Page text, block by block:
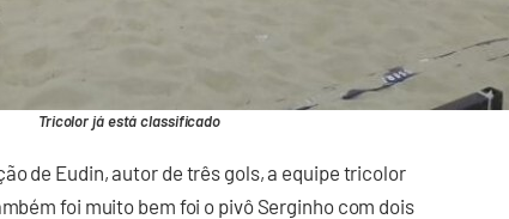
Tricolor já está classificado
de Eudin, autor de três gols, a equipe tricolor
foi muito bem foi o pivô Serginho com dois